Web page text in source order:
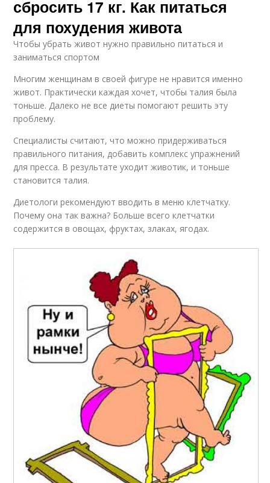
сбросить 17 кг. Как питаться
для похудения живота
Чтобы убрать живот нужно правильно питаться и
заниматься спортом
Многим женщинам в своей фигуре не нравится именно
живот. Практически каждая хочет, чтобы талия была
тоньше. Далеко не все диеты помогают решить эту
проблему.
Специалисты считают, что можно придерживаться
правильного питания, добавить комплекс упражнений
для пресса. В результате уходит животик, и тоньше
становится талия.
Диетологи рекомендуют вводить в меню клетчатку.
Почему она так важна? Больше всего клетчатки
содержится в овощах, фруктах, злаках, ягодах.